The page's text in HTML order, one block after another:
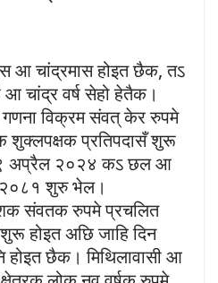
आ चांद्रमास होइत छैक, तऽ
आ चांद्र वर्ष सेहो हेतैक।
विक्रम संवत् केर रुपमे
शुक्लपक्षक प्रतिपदासँ शुरू
अप्रैल २०२४ कऽ छल आ
२०८१ शुरु भेल।
शक संवतक रुपमे प्रचलित
होइत अछि जाहि दिन
होइत छैक। मिथिलावासी आ